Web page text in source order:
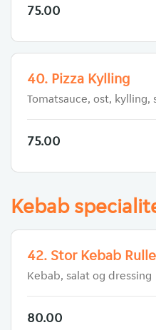
75.00
40. Pizza Kylling
Tomatsauce, ost, kylling,
75.00
Kebab
42. Stor Kebab Rulle
Kebab, salat og dressing
80.00